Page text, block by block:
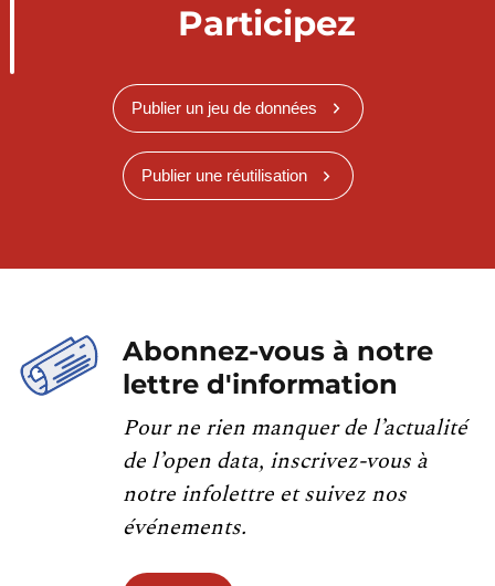
Participez
Publier un jeu de données
Publier une réutilisation
Abonnez-vous à notre
lettre d'information
Pour ne rien manquer de l’actualité
de l’open data, inscrivez-vous à
notre infolettre et suivez nos
événements.